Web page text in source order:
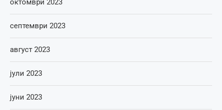
октомври 2023
септември 2023
август 2023
јули 2023
јуни 2023